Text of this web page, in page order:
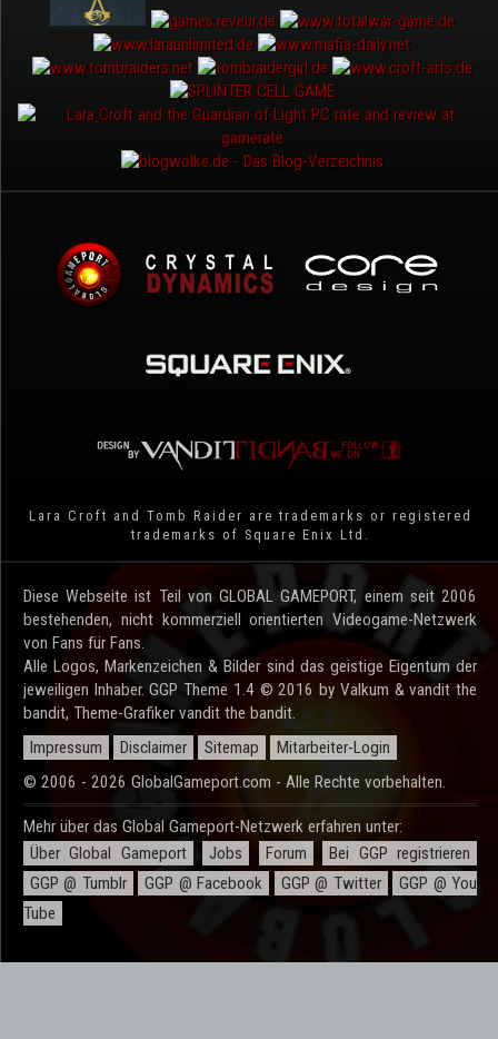
Lara Croft and Tomb Raider are trademarks or registered
trademarks of Square Enix Ltd.
Diese Webseite ist Teil von GLOBAL GAMEPORT, einem seit 2006
bestehenden, nicht kommerziell orientierten Videogame-Netzwerk
von Fans für Fans.
Alle Logos, Markenzeichen & Bilder sind das geistige Eigentum der
jeweiligen Inhaber. GGP Theme 1.4 © 2016 by Valkum & vandit the
bandit, Theme-Grafiker vandit the bandit.
Impressum
Disclaimer Sitemap
Mitarbeiter-Login
© 2006 - 2026 GlobalGameport.com - Alle Rechte vorbehalten.
Mehr über das Global Gameport-Netzwerk erfahren unter:
Über Global Gameport
Jobs Forum
Bei GGP registrieren
GGP @ Tumblr
GGP @ Facebook GGP @ Twitter
GGP @ You
Tube